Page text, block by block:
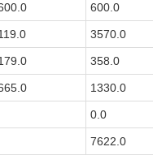
600.0
3570.0
358.0
1330.0
0.0
7622.0